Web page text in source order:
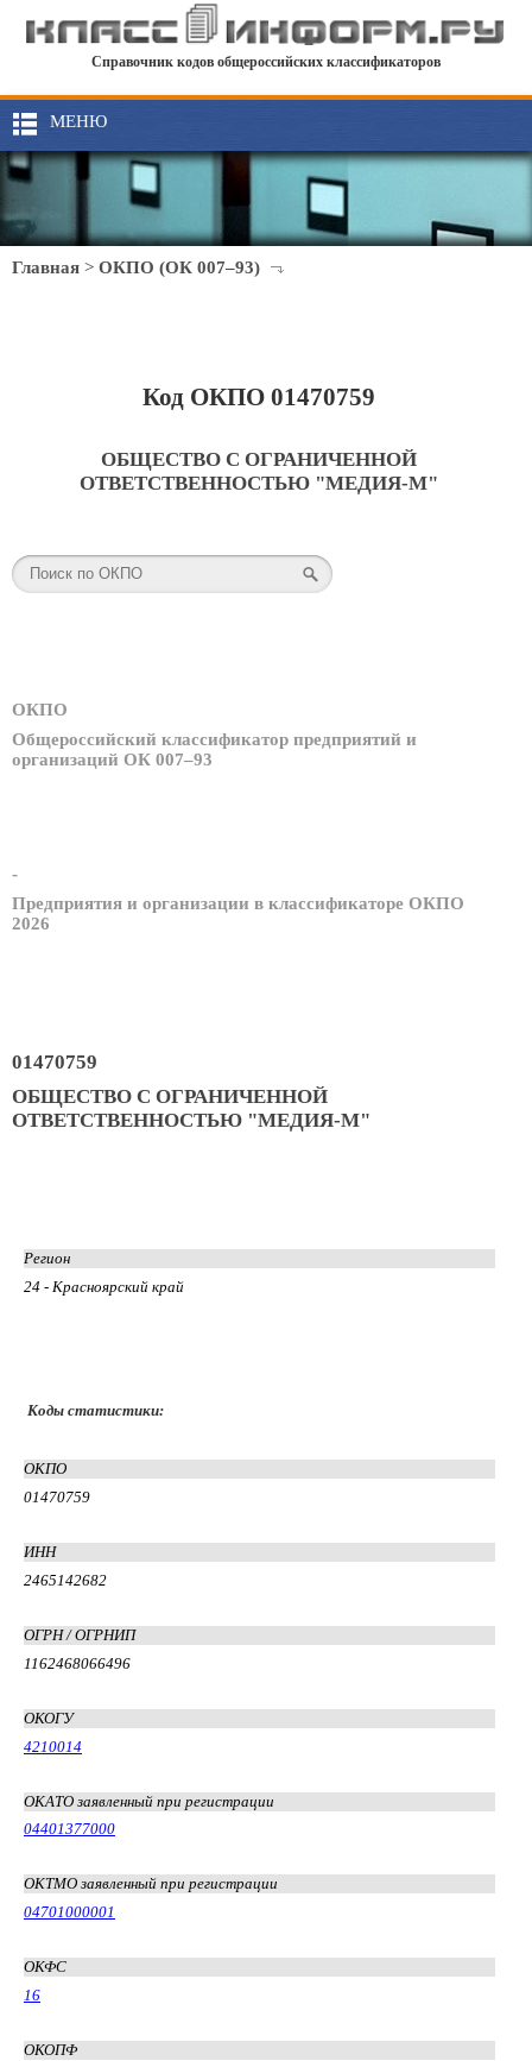
Справочник кодов общероссийских классификаторов
МЕНЮ
Главная > ОКПО (ОК 007–93)
Код ОКПО 01470759
ОБЩЕСТВО С ОГРАНИЧЕННОЙ
ОТВЕТСТВЕННОСТЬЮ "МЕДИЯ-М"
ОКПО
Общероссийский классификатор предприятий и
организаций ОК 007–93
-
Предприятия и организации в классификаторе ОКПО
2026
01470759
ОБЩЕСТВО С ОГРАНИЧЕННОЙ
ОТВЕТСТВЕННОСТЬЮ "МЕДИЯ-М"
Регион
24 - Красноярский край
Коды статистики:
ОКПО
01470759
ИНН
2465142682
ОГРН / ОГРНИП
1162468066496
ОКОГУ
4210014
ОКАТО заявленный при регистрации
04401377000
ОКТМО заявленный при регистрации
04701000001
ОКФС
16
ОКОПФ